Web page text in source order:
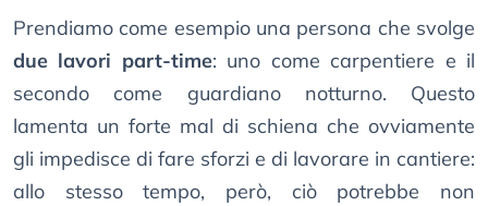
Prendiamo come esempio una persona che svolge
due lavori part-time: uno come carpentiere e il
secondo come guardiano notturno. Questo
lamenta un forte mal di schiena che ovviamente
gli impedisce di fare sforzi e di lavorare in cantiere:
allo stesso tempo, però, ciò potrebbe non